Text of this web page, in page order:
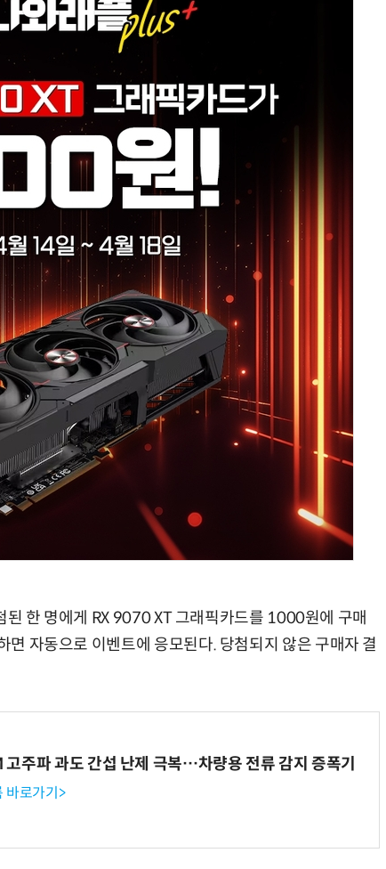
한 명에게 RX 9070 XT 그래픽카드를 1000원에 구매
면 자동으로 이벤트에 응모된다. 당첨되지 않은 구매자 결
고주파 과도 간섭 난제 극복…차량용 전류 감지 증폭기
바로가기>
AI × Design : UX 디자이너의 5가지 생존 전략과 실전 대응